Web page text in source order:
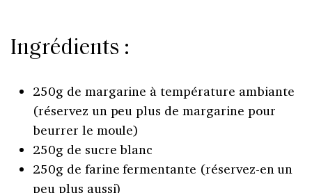
Ingrédients :
250g de margarine à température ambiante
(réservez un peu plus de margarine pour
beurrer le moule)
250g de sucre blanc
250g de farine fermentante (réservez-en un
peu plus aussi)